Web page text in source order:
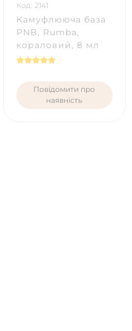
Код: 2141
Камуфлююча база
PNB, Rumba,
кораловий, 8 мл
Повідомити про
наявність